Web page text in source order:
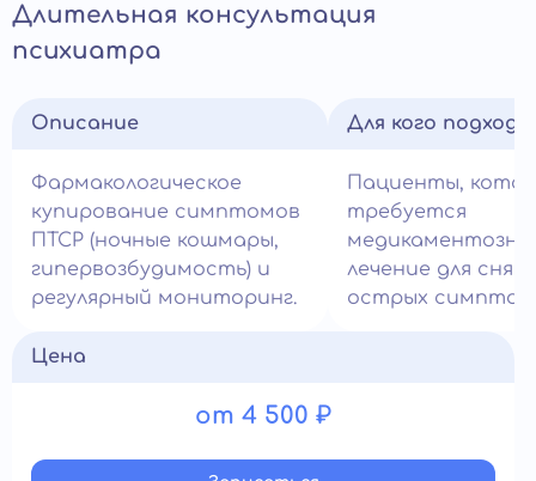
Длительная консультация
психиатра
Описание
Фармакологическое
купирование симптомов
ПТСР (ночные кошмары,
гипервозбудимость) и
регулярный мониторинг.
Для кого
Пациенты,
требуется
лечение для
острых
Цена
от 4 500 ₽